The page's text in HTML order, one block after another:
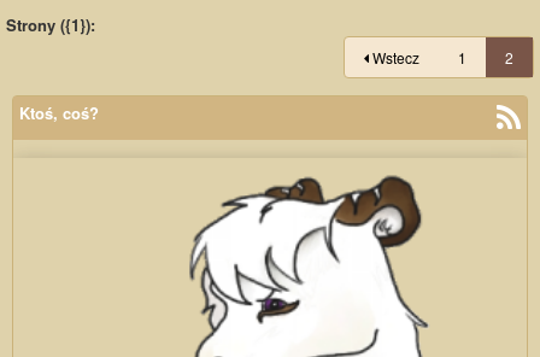
Strony ({1}):
Wstecz 1 2
Ktoś, coś?